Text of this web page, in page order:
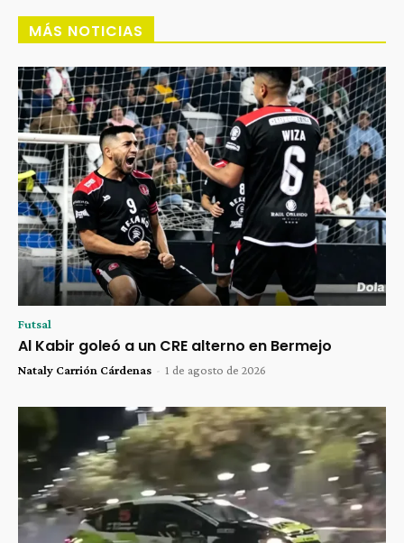
MÁS NOTICIAS
Futsal
Al Kabir goleó a un CRE alterno en Bermejo
Nataly Carrión Cárdenas - 1 de agosto de 2026